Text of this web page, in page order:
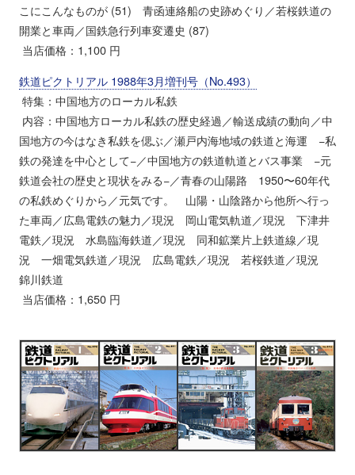
こにこんなものが (51) 青函連絡船の史跡めぐり／若桜鉄道の
開業と車両／国鉄急行列車変遷史 (87)
当店価格：1,100 円
鉄道ピクトリアル 1988年3月増刊号（No.493）
特集：中国地方のローカル私鉄
内容：中国地方ローカル私鉄の歴史経過／輸送成績の動向／中
国地方の今はなき私鉄を偲ぶ／瀬戸内海地域の鉄道と海運 −私
鉄の発達を中心として−／中国地方の鉄道軌道とバス事業 −元
鉄道会社の歴史と現状をみる−／青春の山陽路 1950〜60年代
の私鉄めぐりから／元気です。 山陽・山陰路から他所へ行っ
た車両／広島電鉄の魅力／現況 岡山電気軌道／現況 下津井
電鉄／現況 水島臨海鉄道／現況 同和鉱業片上鉄道線／現
況 一畑電気鉄道／現況 広島電鉄／現況 若桜鉄道／現況
錦川鉄道
当店価格：1,650 円